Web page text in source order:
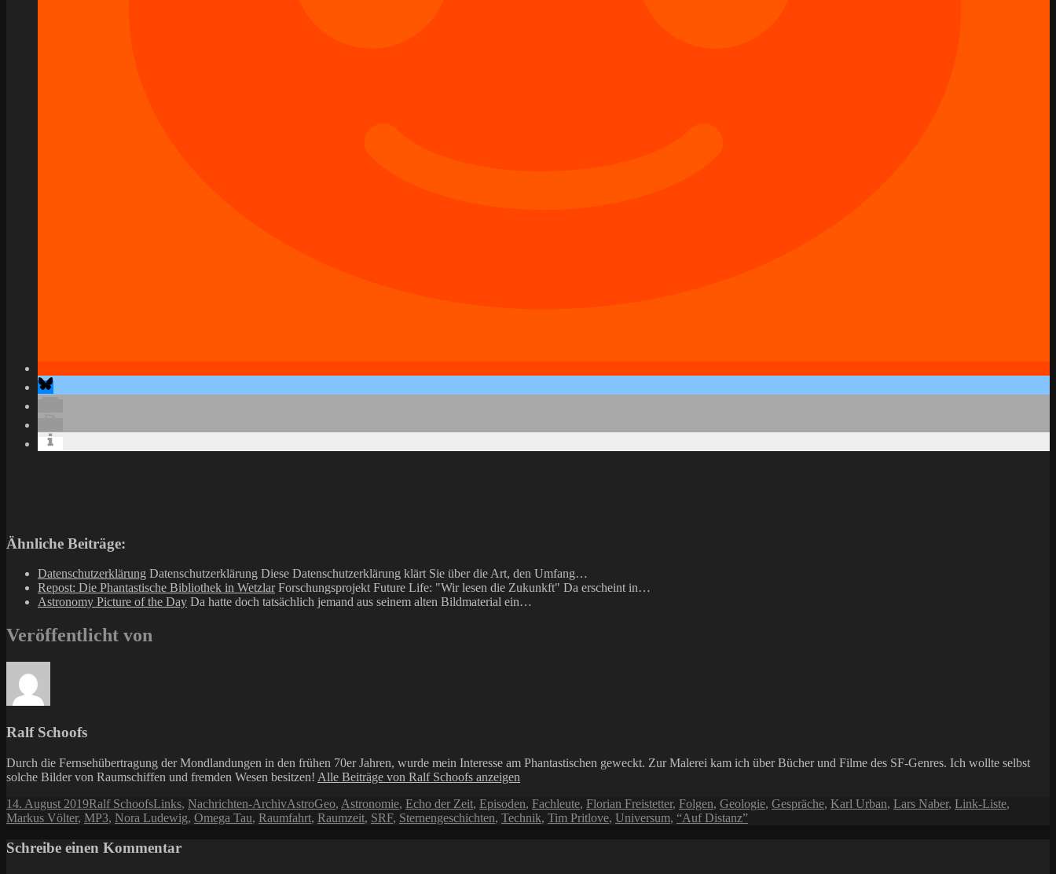
Ähnliche Beiträge:
Datenschutzerklärung Datenschutzerklärung Diese Datenschutzerklärung klärt Sie über die Art, den Umfang…
Repost: Die Phantastische Bibliothek in WetzlarForschungsprojekt Future Life: "Wir lesen die Zukunkft" Da erscheint in…
Astronomy Picture of the Day Da hatte doch tatsächlich jemand aus seinem alten Bildmaterial ein…
Veröffentlicht von
Ralf Schoofs
Durch die Fernsehübertragung der Mondlandungen in den frühen 70er Jahren, wurde mein Interesse am Phantastischen geweckt. Zur Malerei kam ich über Bücher und Filme des SF-Genres. Ich wollte selbst
solche Bilder von Raumschiffen und fremden Wesen besitzen! Alle Beiträge von Ralf Schoofs anzeigen
Veröffentlicht
am
14. August 2019Autor
Ralf SchoofsKategorien
Links, Nachrichten-ArchivSchlagwörter
AstroGeo, Astronomie, Echo der Zeit, Episoden, Fachleute, Florian Freistetter, Folgen, Geologie, Gespräche, Karl Urban, Lars Naber, Link-Liste,
Markus Völter, MP3, Nora Ludewig, Omega Tau, Raumfahrt, Raumzeit, SRF, Sternengeschichten, Technik, Tim Pritlove, Universum, “Auf Distanz”
Schreibe einen Kommentar